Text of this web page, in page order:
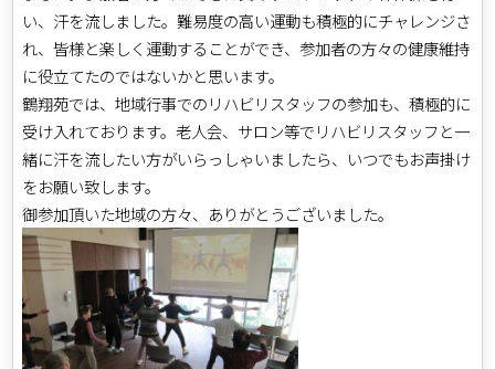
い、汗を流しました。難易度の高い運動も積極的にチャレンジさ
れ、皆様と楽しく運動することができ、参加者の方々の健康維持
に役立てたのではないかと思います。
鶴翔苑では、地域行事でのリハビリスタッフの参加も、積極的に
受け入れております。老人会、サロン等でリハビリスタッフと一
緒に汗を流したい方がいらっしゃいましたら、いつでもお声掛け
をお願い致します。
御参加頂いた地域の方々、ありがとうございました。